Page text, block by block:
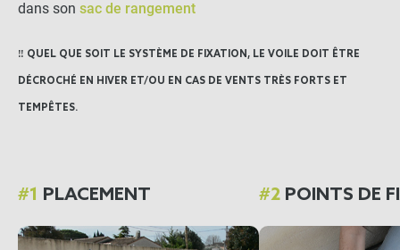
dans son sac de rangement
‼️ QUEL QUE SOIT LE SYSTÈME DE FIXATION, LE VOILE DOIT ÊTRE
DÉCROCHÉ EN HIVER ET/OU EN CAS DE VENTS TRÈS FORTS ET
TEMPÊTES.
#1 PLACEMENT #2 POINTS DE